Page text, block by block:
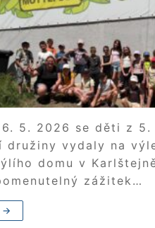
5. 2026 se děti z 5.
družiny vydaly na
domu v
zážitek…
→